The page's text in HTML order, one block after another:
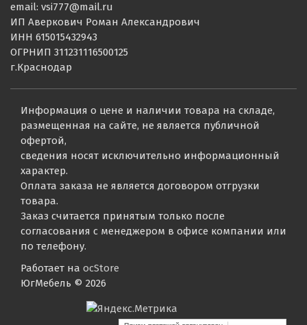
email: vsi777@mail.ru
ИП Аверкович Роман Александрович
ИНН 615015432943
ОГРНИП 311231116500125
г.Краснодар
Информация о цене и наличии товара на складе,
размещенная на сайте, не является публичной
офертой,
сведения носят исключительно информационный
характер.
Оплата заказа не является договором отгрузки
товара.
Заказ считается принятым только после
согласования с менеджером в офисе компании или
по телефону.
Работает на ocStore
ЮгМебель © 2026